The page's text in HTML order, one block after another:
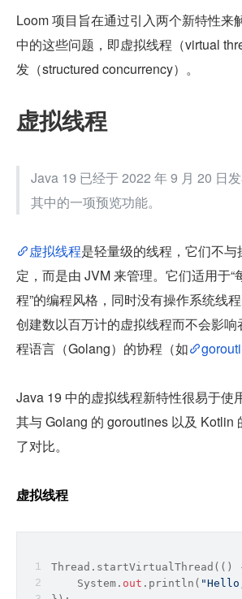
Loom 项目旨在通过引入两个新特性来
中的这些问题，即虚拟线程（virtual
发（structured concurrency）。
虚拟线程
Java 19 已经于 2022 年 9 月 20 日
其中的一项预览功能。
虚拟线程是轻量级的线程，它们不
定，而是由 JVM 来管理。它们适用于“
程”的编程风格，同时没有操作系统线
创建数以百万计的虚拟线程而不会影响
程语言（Golang）的协程（如
Java 19 中的虚拟线程新特性很易于使
其与 Golang 的 goroutines 以及 Kotlin
了对比。
虚拟线程
Thread.startVirtualThread(()
    System.
out .println(